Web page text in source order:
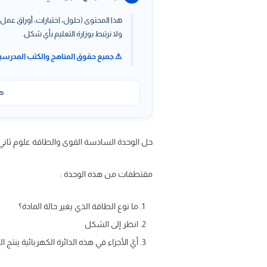
هذا المحتوى (حلول، اختبارات، أوراق
ولا نرتبط بوزارة التعليم بأي شكل.
⚠️ جميع حقوق المناهج والكتب
حل الوحدة السادسة القوى والطاقة علوم ثاني ابتدائي ف2 ، حل وحدة القوى والطاقة ثاني ابتدائي الفصل
مقتطفات من هذه الوحدة :
ما نوع الطاقة الذي يغير حالة المادة؟
انظر إلى الشكل
أيّ الأجزاء في هذه الدائرة الكهربائية ينتج